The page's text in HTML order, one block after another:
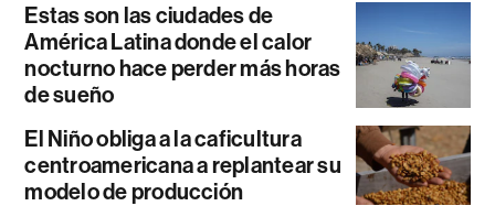
Estas son las ciudades de
América Latina donde el calor
nocturno hace perder más horas
de sueño
El Niño obliga a la caficultura
centroamericana a replantear su
modelo de producción